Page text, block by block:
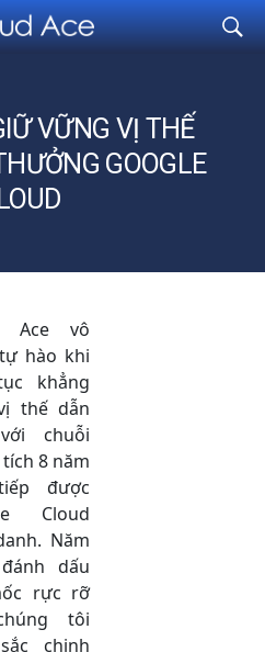
VỮNG VỊ THẾ
GOOGLE
Ace vô
hào khi
khẳng
thế dẫn
chuỗi
8 năm
được
Cloud
Năm
dấu
rực rỡ
tôi
chinh